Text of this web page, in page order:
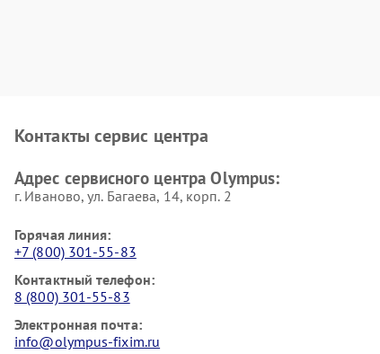
Контакты сервис центра
Адрес сервисного центра Olympus:
г. Иваново, ул. Багаева, 14, корп. 2
Горячая линия:
+7 (800) 301-55-83
Контактный телефон:
8 (800) 301-55-83
Электронная почта:
info@olympus-fixim.ru